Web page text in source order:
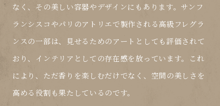
なく、その美しい容器やデザインにもあります。サンフ
ランシスコやパリのアトリエで製作される高級フレグラ
ンスの一部は、見せるためのアートとしても評価されて
おり、インテリアとしての存在感を放っています。これ
により、ただ香りを楽しむだけでなく、空間の美しさを
高める役割も果たしているのです。